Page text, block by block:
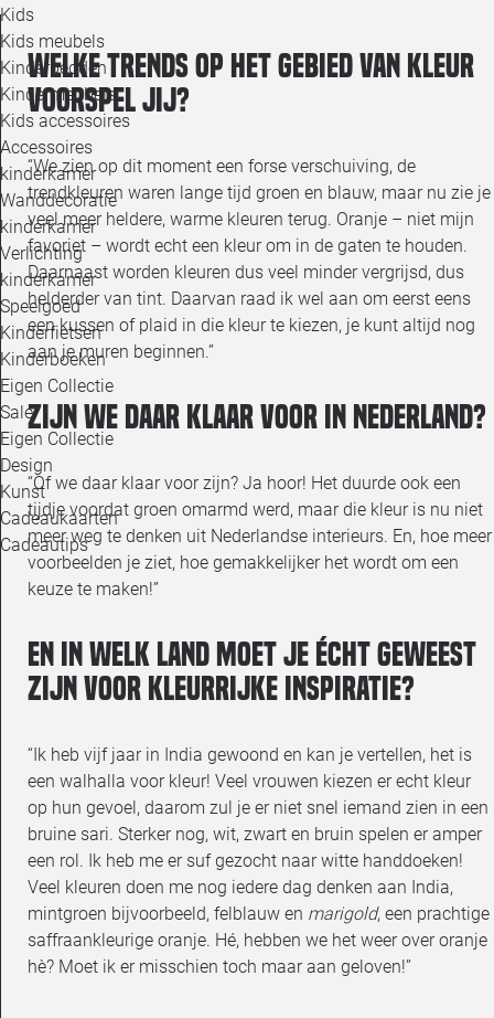
Kids
Kids meubels
Kinderbedden
Kindermeubels
Kids accessoires
Accessoires
kinderkamer
Wanddecoratie
kinderkamer
Verlichting
kinderkamer
Speelgoed
Kinderfietsen
Kinderboeken
Eigen Collectie
Sale
Eigen Collectie
Design
Kunst
Cadeaukaarten
Cadeautips
Welke trends op het gebied van kleur
voorspel jij?
“We zien op dit moment een forse verschuiving, de
trendkleuren waren lange tijd groen en blauw, maar nu zie je
veel meer heldere, warme kleuren terug. Oranje – niet mijn
favoriet – wordt echt een kleur om in de gaten te houden.
Daarnaast worden kleuren dus veel minder vergrijsd, dus
helderder van tint. Daarvan raad ik wel aan om eerst eens
een kussen of plaid in die kleur te kiezen, je kunt altijd nog
aan je muren beginnen.”
Zijn we daar klaar voor in Nederland?
“Of we daar klaar voor zijn? Ja hoor! Het duurde ook een
tijdje voordat groen omarmd werd, maar die kleur is nu niet
meer weg te denken uit Nederlandse interieurs. En, hoe meer
voorbeelden je ziet, hoe gemakkelijker het wordt om een
keuze te maken!”
En in welk land moet je écht geweest
zijn voor kleurrijke inspiratie?
“Ik heb vijf jaar in India gewoond en kan je vertellen, het is
een walhalla voor kleur! Veel vrouwen kiezen er echt kleur
op hun gevoel, daarom zul je er niet snel iemand zien in een
bruine sari. Sterker nog, wit, zwart en bruin spelen er amper
een rol. Ik heb me er suf gezocht naar witte handdoeken!
Veel kleuren doen me nog iedere dag denken aan India,
mintgroen bijvoorbeeld, felblauw en marigold, een prachtige
saffraankleurige oranje. Hé, hebben we het weer over oranje
hè? Moet ik er misschien toch maar aan geloven!”